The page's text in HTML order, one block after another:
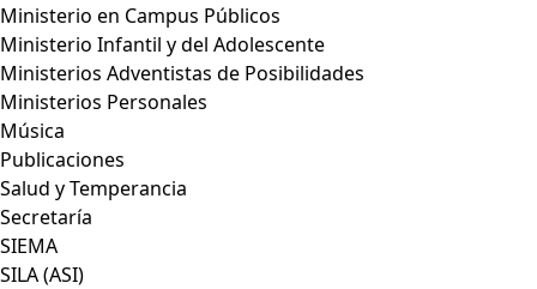
Ministerio en Campus Públicos
Ministerio Infantil y del Adolescente
Ministerios Adventistas de Posibilidades
Ministerios Personales
Música
Publicaciones
Salud y Temperancia
Secretaría
SIEMA
SILA (ASI)